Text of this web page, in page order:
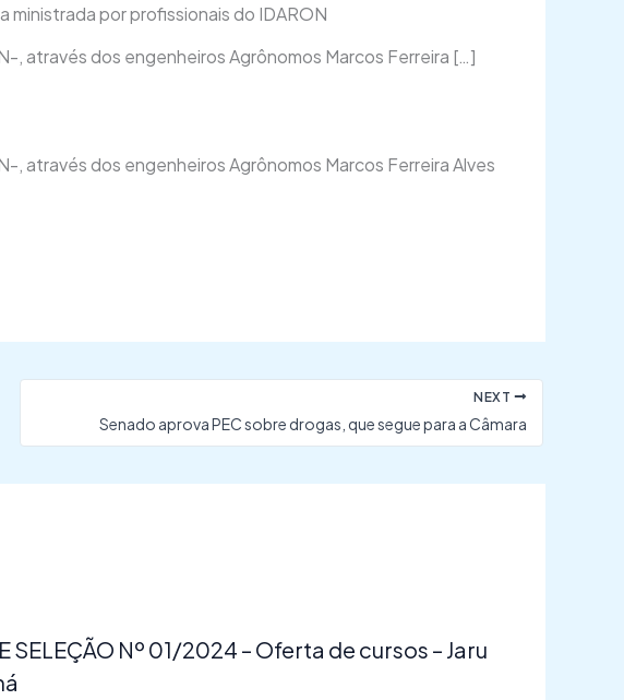
ministrada por profissionais do IDARON
através dos engenheiros Agrônomos Marcos Ferreira […]
através dos engenheiros Agrônomos Marcos Ferreira Alves
NEXT
Senado aprova PEC sobre drogas, que segue para a Câmara
SELEÇÃO Nº 01/2024 – Oferta de cursos – Jaru